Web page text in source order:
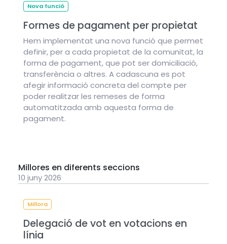
Nova funció
Formes de pagament per propietat
Hem implementat una nova funció que permet
definir, per a cada propietat de la comunitat, la
forma de pagament, que pot ser domiciliació,
transferència o altres. A cadascuna es pot
afegir informació concreta del compte per
poder realitzar les remeses de forma
automatitzada amb aquesta forma de
pagament.
Millores en diferents seccions
10 juny 2026
Millora
Delegació de vot en votacions en
línia